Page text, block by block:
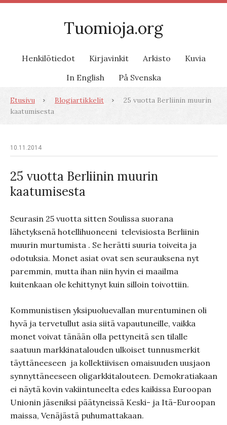
Tuomioja.org
Henkilötiedot Kirjavinkit Arkisto
Kuvia
In English
På Svenska
Etusivu Blogiartikkelit
25 vuotta Berliinin muurin
kaatumisesta
10.11.2014
25 vuotta Berliinin muurin
kaatumisesta
Seurasin 25 vuotta sitten Soulissa suorana
lähetyksenä hotellihuoneeni televisiosta Berliinin
muurin murtumista . Se herätti suuria toiveita ja
odotuksia. Monet asiat ovat sen seurauksena nyt
paremmin, mutta ihan niin hyvin ei maailma
kuitenkaan ole kehittynyt kuin silloin toivottiin.
Kommunistisen yksipuoluevallan murentuminen oli
hyvä ja tervetullut asia siitä vapautuneille, vaikka
monet voivat tänään olla pettyneitä sen tilalle
saatuun markkinatalouden ulkoiset tunnusmerkit
täyttäneeseen ja kollektiivisen omaisuuden uusjaon
synnyttäneeseen oligarkkitalouteen. Demokratiakaan
ei näytä kovin vakiintuneelta edes kaikissa Euroopan
Unionin jäseniksi päätyneissä Keski- ja Itä-Euroopan
maissa, Venäjästä puhumattakaan.